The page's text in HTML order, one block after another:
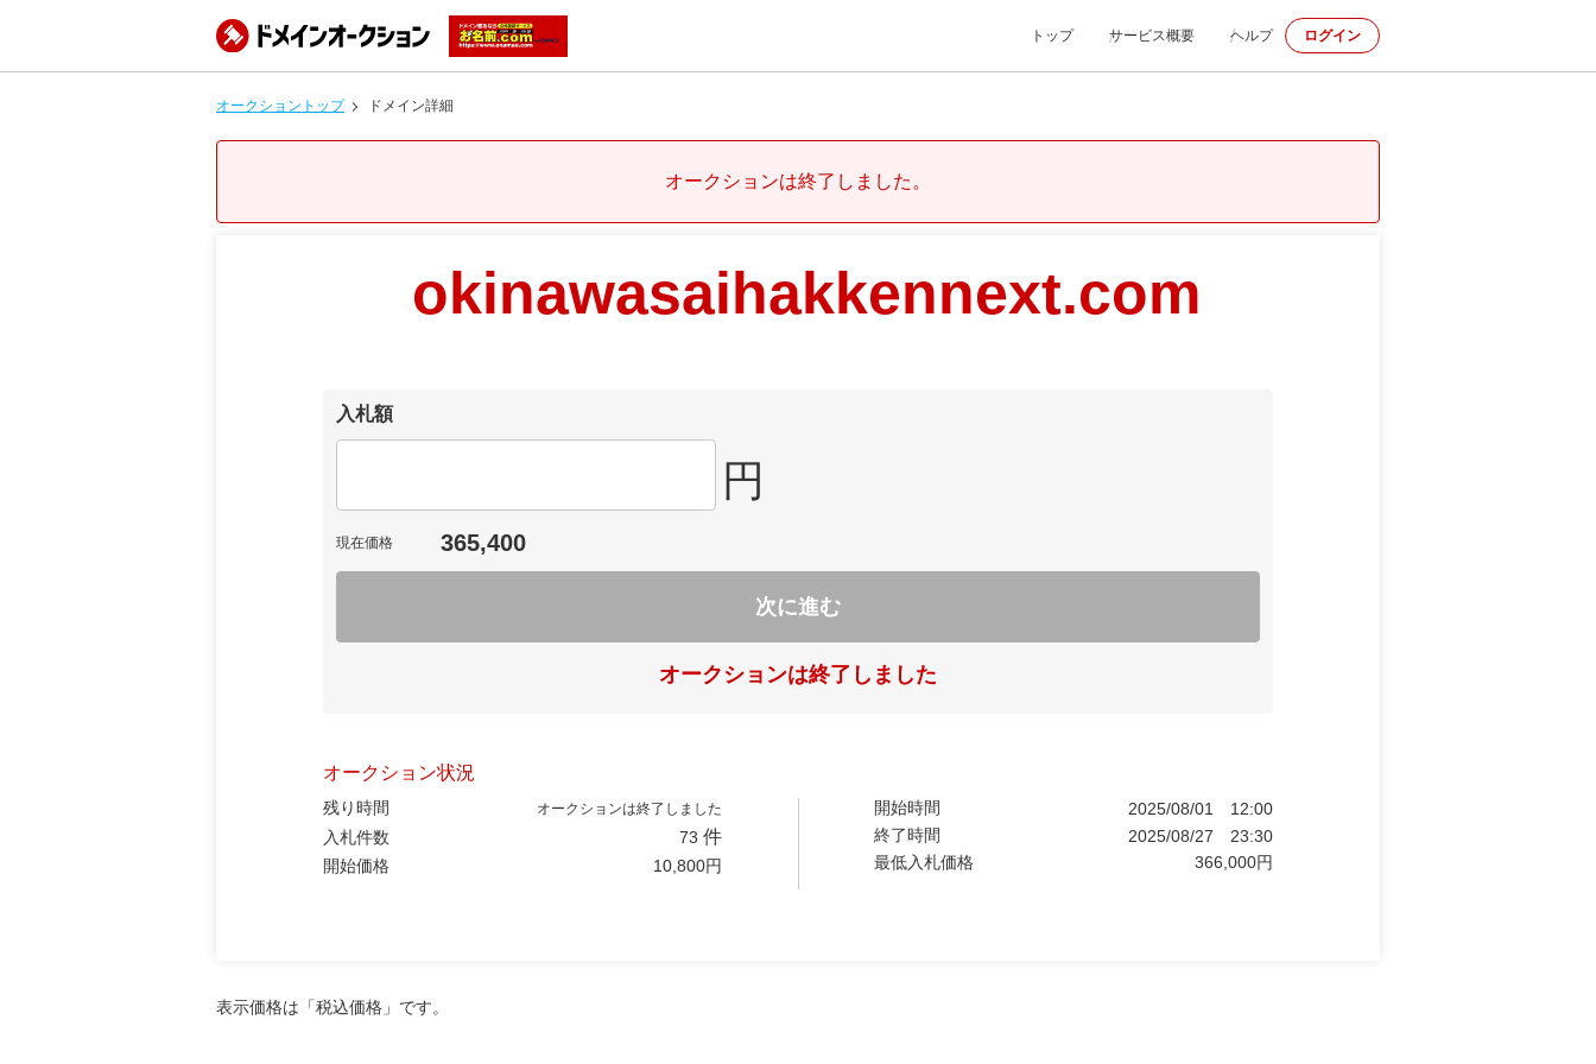
トップ サービス概要 ヘルプ ログイン
オークショントップ ドメイン詳細
オークションは終了しました。
okinawasaihakkennext.com
入札額
円
現在価格 365,400
次に進む
オークションは終了しました
オークション状況
残り時間 オークションは終了しました
入札件数 73 件
開始価格 10,800円
開始時間 2025/08/01
12:00
終了時間
2025/08/27
23:30
最低入札価格
366,000円
表示価格は「税込価格」です。